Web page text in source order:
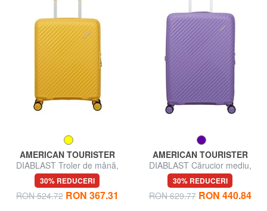
AMERICAN TOURISTER
DIABLAST Troler de mână,
încuietoare TSA
30% REDUCERI
RON 524.72 RON 367.31
AMERICAN TOURISTER
DIABLAST Cărucior mediu,
extensibil, cu încuietoare TSA
30% REDUCERI
RON 629.77 RON 440.84